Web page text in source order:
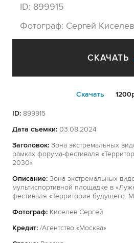
ID: 899915
Фотограф: Сергей Киселев
СКАЧАТЬ
Cкачать
ID: 899915
Дата съемки: 03.08.2024
Заголовок: Зона экстремальных
рамках форума-фестиваля
2030»
Описание: Зона экстремальных
мультиспортивной площадке в
фестиваля «Территория будущего.
Фотограф: Киселев Сергей
Кредит: /Агентство «Москва»